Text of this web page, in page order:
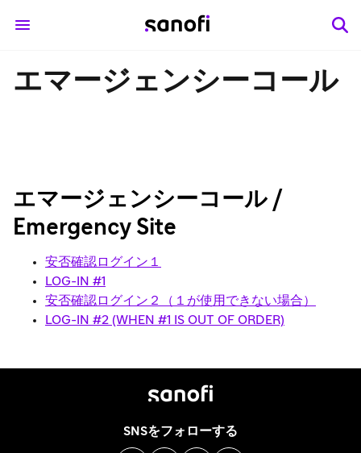
エマージェンシーコール
エマージェンシーコール /
Emergency Site
安否確認ログイン１
LOG-IN #1
安否確認ログイン２（１が使用できない場合）
LOG-IN #2 (WHEN #1 IS OUT OF ORDER)
SNSをフォローする